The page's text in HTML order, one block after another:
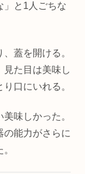
」と1人ごちな
蓋を開ける。
見た目は美味し
口にいれる。
美味しかった。
の能力がさらに